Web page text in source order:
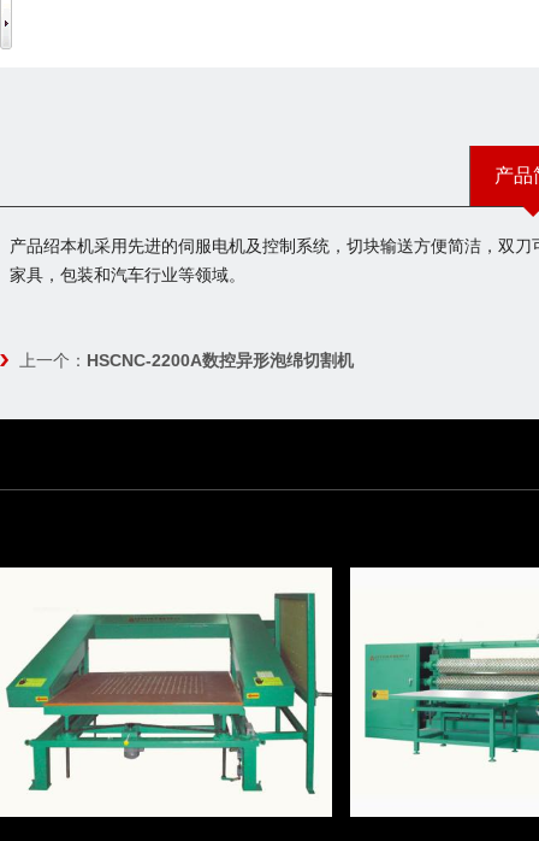
产品
产品绍本机采用先进的伺服电机及控制系统，切块输送方便简洁，双
家具，包装和汽车行业等领域。
上一个： HSCNC-2200A数控异形泡绵切割机